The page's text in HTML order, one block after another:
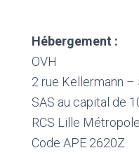
Hébergement :
OVH
2 rue Kellermann
SAS au capital de
RCS Lille
Code APE 2620Z